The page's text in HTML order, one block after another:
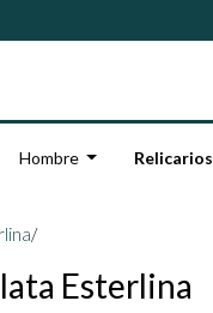
Hombre Relicarios
/
Esterlina